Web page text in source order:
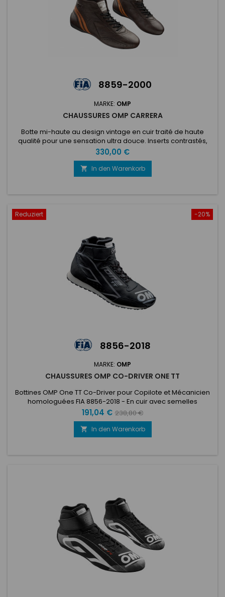
8859-2000
MARKE: OMP
CHAUSSURES OMP CARRERA
Botte mi-haute au design vintage en cuir traité de haute
qualité pour une sensation ultra douce. Inserts contrastés,
fermeture à lacets, avec une semelle en caoutchouc
fabriquée à la main résistante aux hydrocarbures.Logo en
cuir embossé. HOLOGATION FIA 8856-2018
Preis
330,00 €
 In den Warenkorb
-20%
Reduziert
8856-2018
MARKE: OMP
CHAUSSURES OMP CO-DRIVER ONE TT
Bottines OMP One TT Co-Driver pour Copilote et Mécanicien
homologuées FIA 8856-2018 - En cuir avec semelles
caoutchouc anti dérapante ''Three Direction Grip''
garantissant une adhérance maximale.
Preis
191,04 € Verkaufspreis
238,80 €
 In den Warenkorb